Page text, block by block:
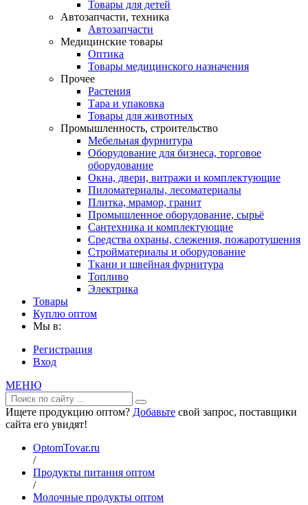
Товары для детей
Автозапчасти, техника
Автозапчасти
Медицинские товары
Оптика
Товары медицинского назначения
Прочее
Растения
Тара и упаковка
Товары для животных
Промышленность, строительство
Мебельная фурнитура
Оборудование для бизнеса, торговое
оборудование
Окна, двери, витражи и комплектующие
Пиломатериалы, лесоматериалы
Плитка, мрамор, гранит
Промышленное оборудование, сырьё
Сантехника и комплектующие
Средства охраны, слежения, пожаротушения
Стройматериалы и оборудование
Ткани и швейная фурнитура
Топливо
Электрика
Товары
Куплю оптом
Мы в:
Регистрация
Вход
МЕНЮ
Ищете продукцию оптом? Добавьте свой запрос, поставщики
сайта его увидят!
OptomTovar.ru
/
Продукты питания оптом
/
Молочные продукты оптом